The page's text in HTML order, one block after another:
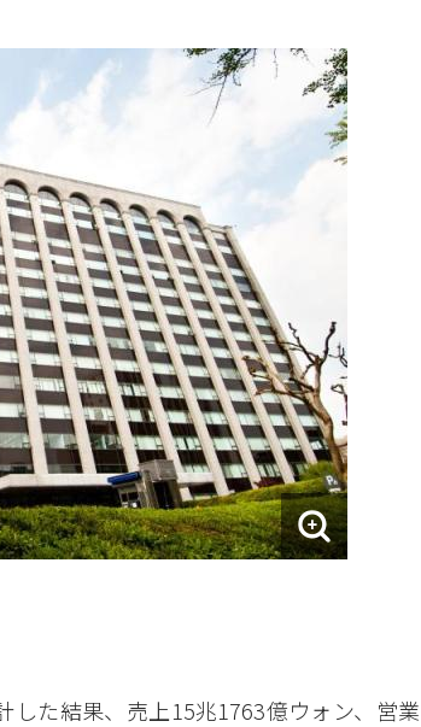
た結果、売上15兆1763億ウォン、営業